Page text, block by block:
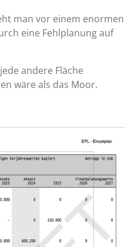
man vor einem enormen
eine Fehlplanung auf
andere Fläche
wäre als das Moor.